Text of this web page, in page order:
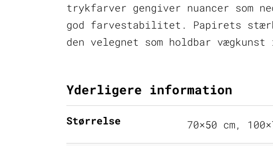
trykfarver gengiver nuancer som
god farvestabilitet. Papirets
den velegnet som holdbar
Yderligere information
Størrelse 70×50 cm,